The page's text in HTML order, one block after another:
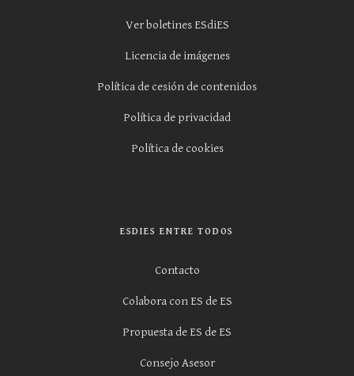
Ver boletines ESdiES
Licencia de imágenes
Política de cesión de contenidos
Política de privacidad
Política de cookies
ESDIES ENTRE TODOS
Contacto
Colabora con ES de ES
Propuesta de ES de ES
Consejo Asesor